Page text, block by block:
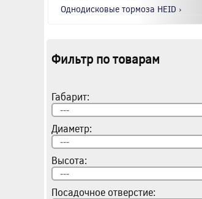
Однодисковые тормоза HEID ›
Фильтр по товарам
Габарит:
Диаметр:
Высота:
Посадочное отверстие: